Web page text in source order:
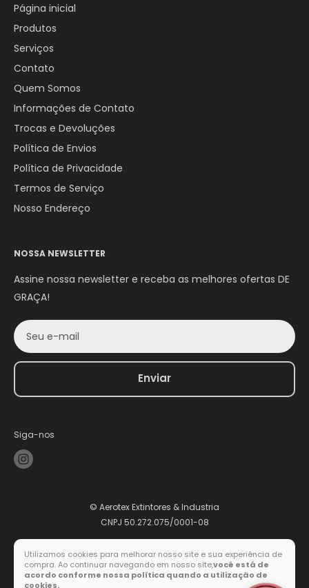
Página inicial
Produtos
Serviços
Contato
Quem Somos
Informações de Contato
Trocas e Devoluções
Política de Envios
Política de Privacidade
Termos de Serviço
Nosso Endereço
NOSSA NEWSLETTER
Assine nossa newsletter e receba as melhores ofertas DE
GRAÇA!
Seu e-mail
Enviar
Siga-nos
© Aerotex Extintores & Industria
CNPJ 50.272.075/0001-08
Formas de pagamento
Utilizamos cookies para melhorar nosso site e sua experiência de
compra. Ao continuar navegando em nosso site,você está de
acordo conforme nossa política quando a utilização de
cookies.